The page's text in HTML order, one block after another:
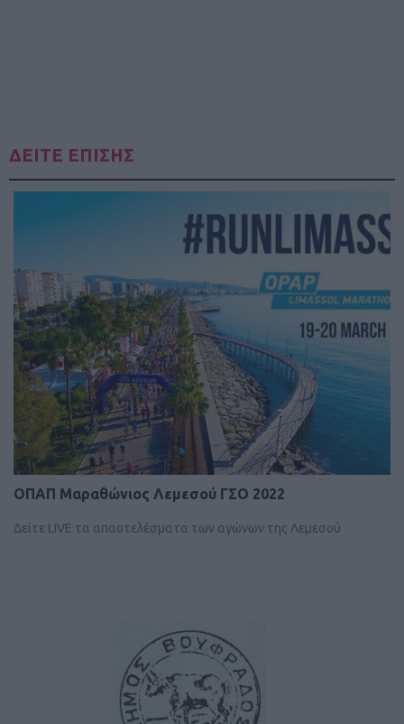
ΔΕΙΤΕ ΕΠΙΣΗΣ
ΟΠΑΠ Μαραθώνιος Λεμεσού ΓΣΟ 2022
Δείτε LIVE τα απαοτελέσματα των αγώνων της Λεμεσού